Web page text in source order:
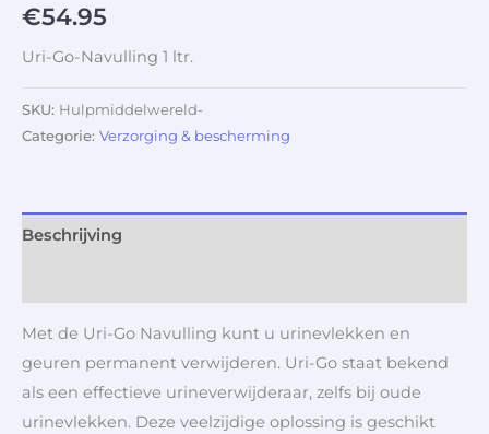
€54.95
Uri-Go-Navulling 1 ltr.
SKU: Hulpmiddelwereld-
Categorie: Verzorging & bescherming
Beschrijving
Met de Uri-Go Navulling kunt u urinevlekken en
geuren permanent verwijderen. Uri-Go staat bekend
als een effectieve urineverwijderaar, zelfs bij oude
urinevlekken. Deze veelzijdige oplossing is geschikt